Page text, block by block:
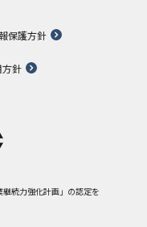
保護方針
方針
続力強化計画」の認定を